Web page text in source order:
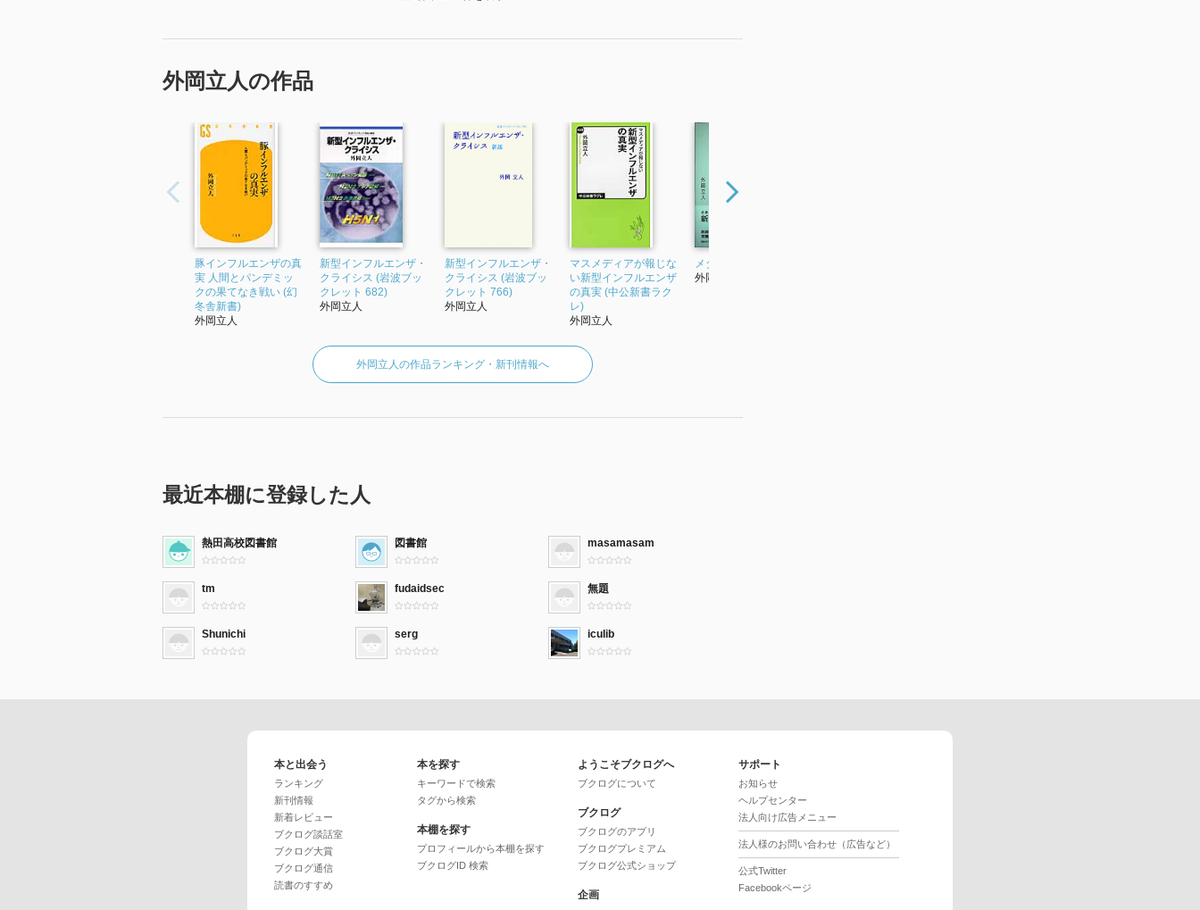
外岡立人の作品
豚インフルエンザの真
実 人間とパンデミッ
クの果てなき戦い (幻
冬舎新書)
外岡立人
新型インフルエンザ・
クライシス (岩波ブッ
クレット 682)
外岡立人
新型インフルエンザ・
クライシス (岩波ブッ
クレット 766)
外岡立人
マスメディアが報じな
い新型インフルエンザ
の真実 (中公新書ラク
レ)
外岡立人
メダルと墓標
外岡立人
外岡立人の作品ランキング・新刊情報へ
最近本棚に登録した人
熱田高校図書館 図書館 masamasam
tm fudaidsec 無題
Shunichi serg iculib
本と出会う
ランキング
新刊情報
新着レビュー
ブクログ談話室
ブクログ大賞
ブクログ通信
読書のすすめ
本を探す
キーワードで検索
タグから検索
本棚を探す
プロフィールから本棚を探す
ブクログID 検索
ようこそブクログへ
ブクログについて
ブクログ
ブクログのアプリ
ブクログプレミアム
ブクログ公式ショップ
企画
サポート
お知らせ
ヘルプセンター
法人向け広告メニュー
法人様のお問い合わせ（広告など）
公式Twitter
Facebookページ